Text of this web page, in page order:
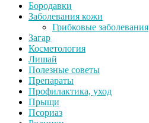
Бородавки
Заболевания кожи
Грибковые заболевания
Загар
Косметология
Лишай
Полезные советы
Препараты
Профилактика, уход
Прыщи
Псориаз